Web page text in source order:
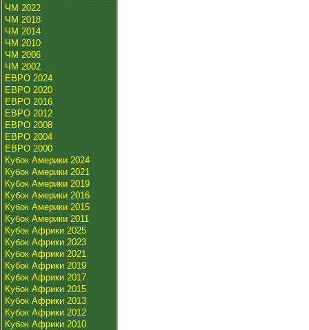
ЧМ 2022
ЧМ 2018
ЧМ 2014
ЧМ 2010
ЧМ 2006
ЧМ 2002
ЕВРО 2024
ЕВРО 2020
ЕВРО 2016
ЕВРО 2012
ЕВРО 2008
ЕВРО 2004
ЕВРО 2000
Кубок Америки 2024
Кубок Америки 2021
Кубок Америки 2019
Кубок Америки 2016
Кубок Америки 2015
Кубок Америки 2011
Кубок Африки 2025
Кубок Африки 2023
Кубок Африки 2021
Кубок Африки 2019
Кубок Африки 2017
Кубок Африки 2015
Кубок Африки 2013
Кубок Африки 2012
Кубок Африки 2010